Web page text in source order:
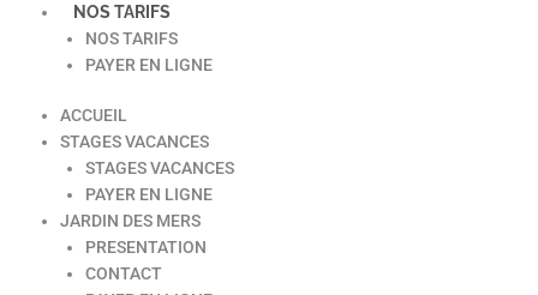
NOS TARIFS
NOS TARIFS
PAYER EN LIGNE
ACCUEIL
STAGES VACANCES
STAGES VACANCES
PAYER EN LIGNE
JARDIN DES MERS
PRESENTATION
CONTACT